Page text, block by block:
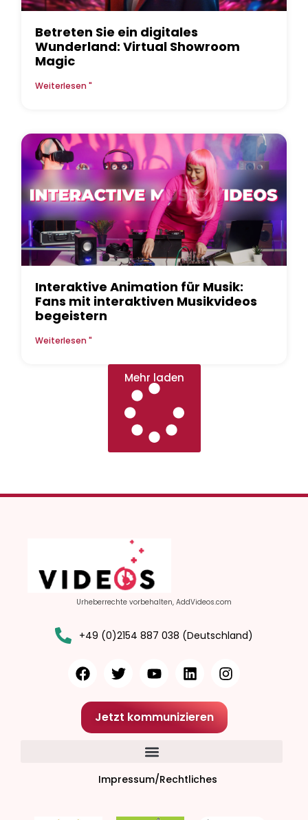
Betreten Sie ein digitales
Wunderland: Virtual Showroom
Magic
Weiterlesen "
Interaktive Animation für Musik:
Fans mit interaktiven Musikvideos
begeistern
Weiterlesen "
Mehr laden
Urheberrechte vorbehalten, AddVideos.com
+49 (0)2154 887 038 (Deutschland)
Jetzt kommunizieren
Impressum/Rechtliches